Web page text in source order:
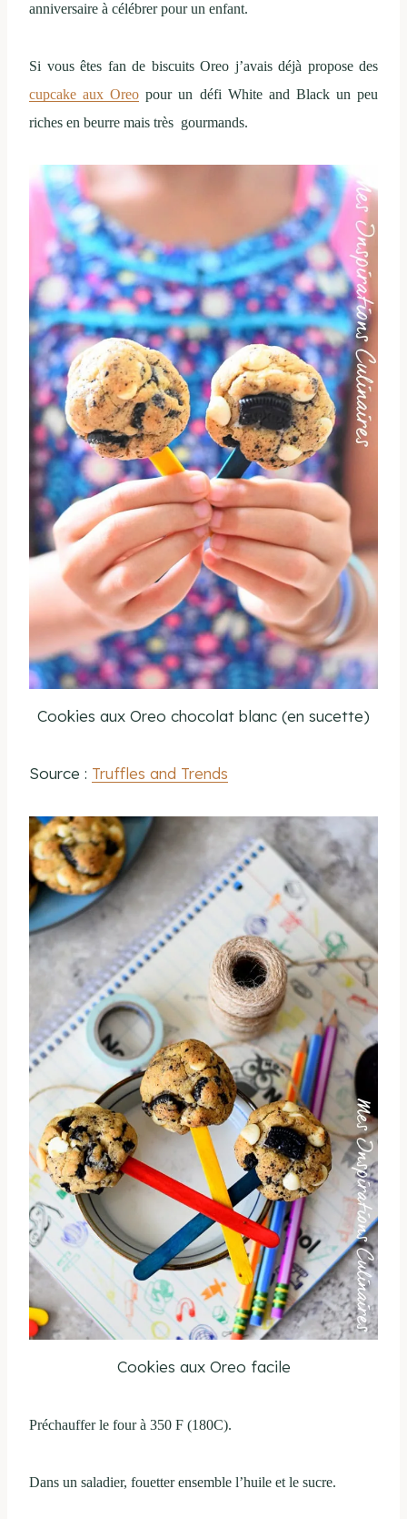
anniversaire à célébrer pour un enfant.
Si vous êtes fan de biscuits Oreo j’avais déjà propose des
cupcake aux Oreo pour un défi White and Black un peu
riches en beurre mais très gourmands.
Cookies aux Oreo chocolat blanc (en sucette)
Source : Truffles and Trends
Cookies aux Oreo facile
Préchauffer le four à 350 F (180C).
Dans un saladier, fouetter ensemble l’huile et le sucre.